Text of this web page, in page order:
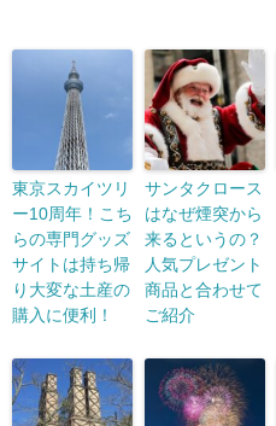
東京スカイツリ
ー10周年！こち
らの専門グッズ
サイトは持ち帰
り大変な土産の
購入に便利！
サンタクロース
はなぜ煙突から
来るというの？
人気プレゼント
商品と合わせて
ご紹介